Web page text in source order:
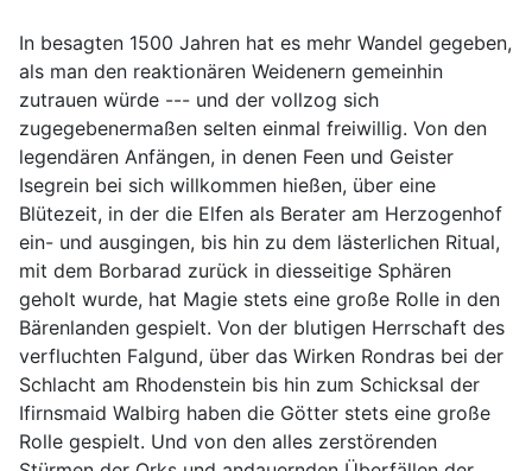
In besagten 1500 Jahren hat es mehr Wandel gegeben,
als man den reaktionären Weidenern gemeinhin
zutrauen würde --- und der vollzog sich
zugegebenermaßen selten einmal freiwillig. Von den
legendären Anfängen, in denen Feen und Geister
Isegrein bei sich willkommen hießen, über eine
Blütezeit, in der die Elfen als Berater am Herzogenhof
ein- und ausgingen, bis hin zu dem lästerlichen Ritual,
mit dem Borbarad zurück in diesseitige Sphären
geholt wurde, hat Magie stets eine große Rolle in den
Bärenlanden gespielt. Von der blutigen Herrschaft des
verfluchten Falgund, über das Wirken Rondras bei der
Schlacht am Rhodenstein bis hin zum Schicksal der
Ifirnsmaid Walbirg haben die Götter stets eine große
Rolle gespielt. Und von den alles zerstörenden